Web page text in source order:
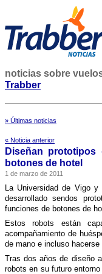
noticias sobre
Trabber
» Últimas noticias
« Noticia anterior
Diseñan
botones de hotel
1 de marzo de 2011
La Universidad de Vigo
desarrollado sendos
funciones de botones de
Estos robots están
acompañamiento de
de mano e incluso
Tras dos años de diseño
robots en su futuro